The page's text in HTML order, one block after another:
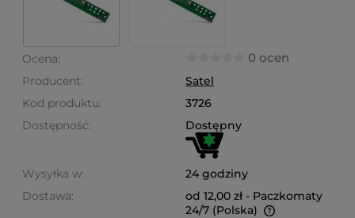
Ocena: 0 ocen
Producent:
Satel
Kod produktu:
3726
Dostępność:
Dostępny
Wysyłka w:
24 godziny
Dostawa:
od 12,00 zł - Paczkomaty
24/7 (Polska)